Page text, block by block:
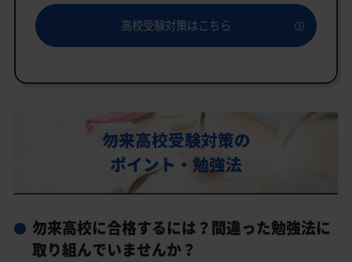
勿来高校の特徴
教育理念
勿来高校の偏差値
勿来高校合格に必要な内申点の目安
内申点の計算方法
勿来高校の所在地・アクセス
高校受験対策はこちら
勿来高校受験対策の
ポイント・勉強法
勿来高校に合格するには？間違った勉強法に
取り組んでいませんか？